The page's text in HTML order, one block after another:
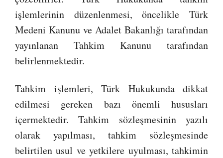
işlemlerinin düzenlenmesi, öncelikle Türk
Medeni Kanunu ve Adalet Bakanlığı tarafından
yayınlanan Tahkim Kanunu tarafından
belirlenmektedir.
Tahkim işlemleri, Türk Hukukunda dikkat
edilmesi gereken bazı önemli hususları
içermektedir. Tahkim sözleşmesinin yazılı
olarak yapılması, tahkim sözleşmesinde
belirtilen usul ve yetkilere uyulması, tahkimin